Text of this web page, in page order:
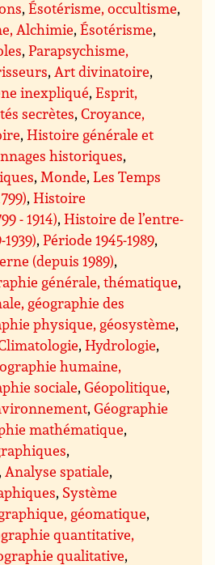
,Ésotérisme, occultisme,
Alchimie,Ésotérisme,
,Parapsychisme,
, Art divinatoire,
inexpliqué,Esprit,
secrètes,Croyance,
,Histoire générale et
historiques,
, Monde,Les Temps
,Histoire
- 1914),Histoire de l’entre-
,Période 1945-1989,
(depuis 1989),
générale, thématique,
géographie des
physique, géosystème,
,Hydrologie,
humaine,
sociale,Géopolitique,
,Géographie
mathématique,
,
, Analyse spatiale,
, Système
géomatique,
quantitative,
qualitative,